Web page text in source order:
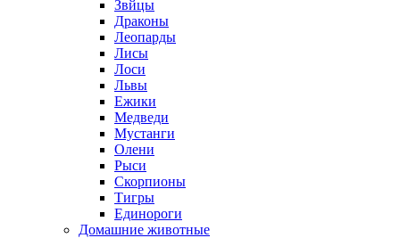
Звйцы
Драконы
Леопарды
Лисы
Лоси
Львы
Ежики
Медведи
Мустанги
Олени
Рыси
Скорпионы
Тигры
Единороги
Домашние животные